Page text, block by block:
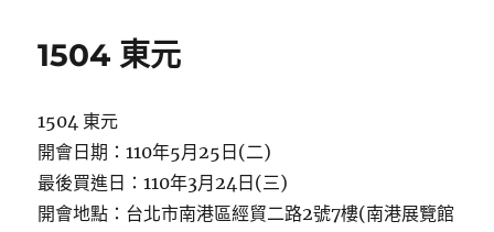
1504 東元
1504 東元
開會日期：110年5月25日(二)
最後買進日：110年3月24日(三)
開會地點：台北市南港區經貿二路2號7樓(南港展覽館